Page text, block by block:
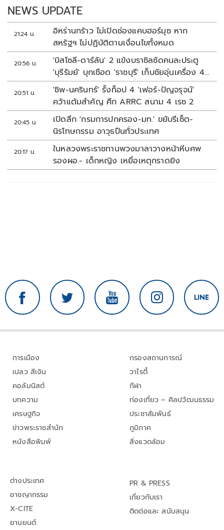
NEWS UPDATE
21:24 น.
อิหร่านกร้าว ไม่เปิดช่องแคบฮอร์มุซ หาก
สหรัฐฯ ไม่ปฏิบัติตามเงื่อนไขทั้งหมด
20:56 น.
'บิสโซลี-ดาร์ลัน' 2 แข้งบราซิลซัดคนละประตู
'บุรีรัมย์' บุกเชือด 'ราชบุรี' เก็บชัยอุ่นเครื่อง 4
นัดรวด
20:51 น.
'ชิพ-นครินทร์' รั้งท็อป 4 'เฟอร์-ปัญจรุจน์'
คว้าแต้มสำคัญ ศึก ARRC สนาม 4 เรซ 2
20:45 น.
เปิดลึก 'กรมการปกครอง-มท.' ขยับรีเซ็ต-
นิรโทษกรรม อาวุธปืนทั่วประเทศ
20:17 น.
ในหลวงพระราชทานพวงมาลาวางหน้าหีบศพ
รองผอ.- เด็กหญิง เหยื่อเหตุกราดยิง
การเมือง
เปลว สีเงิน
คอลัมนิสต์
บทความ
เศรษฐกิจ
ข่าวพระราชสำนัก
หนังสือพิมพ์
กรองสถานการณ์
วาไรตี้
กีฬา
ท่องเที่ยว – ศิลปวัฒนธรรม
ประชาสัมพันธ์
ภูมิภาค
สิ่งแวดล้อม
ต่างประเทศ
อาชญากรรม
X-CITE
ยานยนต์
PR & PRESS
เกี่ยวกับเรา
ติดต่อและ สนับสนุน